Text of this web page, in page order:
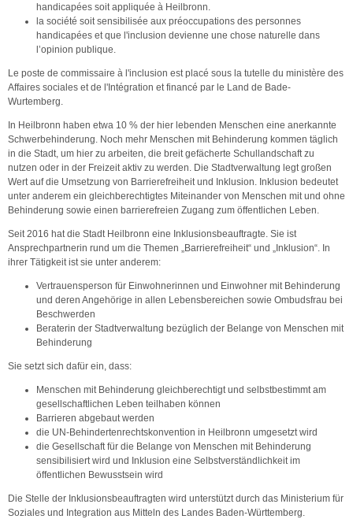
handicapées soit appliquée à Heilbronn.
la société soit sensibilisée aux préoccupations des personnes
handicapées et que l'inclusion devienne une chose naturelle dans
l’opinion publique.
Le poste de commissaire à l'inclusion est placé sous la tutelle du ministère des
Affaires sociales et de l'Intégration et financé par le Land de Bade-
Wurtemberg.
In Heilbronn haben etwa 10 % der hier lebenden Menschen eine anerkannte
Schwerbehinderung. Noch mehr Menschen mit Behinderung kommen täglich
in die Stadt, um hier zu arbeiten, die breit gefächerte Schullandschaft zu
nutzen oder in der Freizeit aktiv zu werden. Die Stadtverwaltung legt großen
Wert auf die Umsetzung von Barrierefreiheit und Inklusion. Inklusion bedeutet
unter anderem ein gleichberechtigtes Miteinander von Menschen mit und ohne
Behinderung sowie einen barrierefreien Zugang zum öffentlichen Leben.
Seit 2016 hat die Stadt Heilbronn eine Inklusionsbeauftragte. Sie ist
Ansprechpartnerin rund um die Themen „Barrierefreiheit“ und „Inklusion“. In
ihrer Tätigkeit ist sie unter anderem:
Vertrauensperson für Einwohnerinnen und Einwohner mit Behinderung
und deren Angehörige in allen Lebensbereichen sowie Ombudsfrau bei
Beschwerden
Beraterin der Stadtverwaltung bezüglich der Belange von Menschen mit
Behinderung
Sie setzt sich dafür ein, dass:
Menschen mit Behinderung gleichberechtigt und selbstbestimmt am
gesellschaftlichen Leben teilhaben können
Barrieren abgebaut werden
die UN-Behindertenrechtskonvention in Heilbronn umgesetzt wird
die Gesellschaft für die Belange von Menschen mit Behinderung
sensibilisiert wird und Inklusion eine Selbstverständlichkeit im
öffentlichen Bewusstsein wird
Die Stelle der Inklusionsbeauftragten wird unterstützt durch das Ministerium für
Soziales und Integration aus Mitteln des Landes Baden-Württemberg.